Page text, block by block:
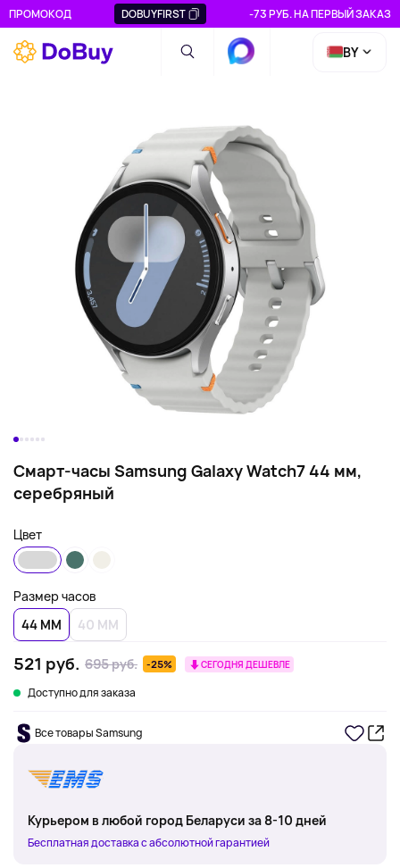
ПРОМОКОД DOBUYFIRST -73 РУБ. НА ПЕРВЫЙ ЗАКАЗ
BY
Смарт-часы Samsung Galaxy Watch7 44 мм,
серебряный
Цвет
Размер часов
44 ММ
40 ММ
521 руб. 695 руб. -25% СЕГОДНЯ ДЕШЕВЛЕ
Доступно для заказа
Все товары Samsung
Курьером в любой город Беларуси за 8-10 дней
Бесплатная доставка с абсолютной гарантией